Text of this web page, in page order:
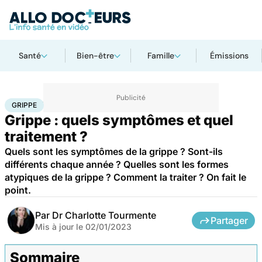
Santé Bien-être Famille Émissions
AccueilSanté Maladies infectieuses
GRIPPE
Grippe : quels symptômes et quel
traitement ?
Quels sont les symptômes de la grippe ? Sont-ils
différents chaque année ? Quelles sont les formes
atypiques de la grippe ? Comment la traiter ? On fait le
point.
Par Dr Charlotte Tourmente
Mis à jour le 02/01/2023
Partager
Sommaire